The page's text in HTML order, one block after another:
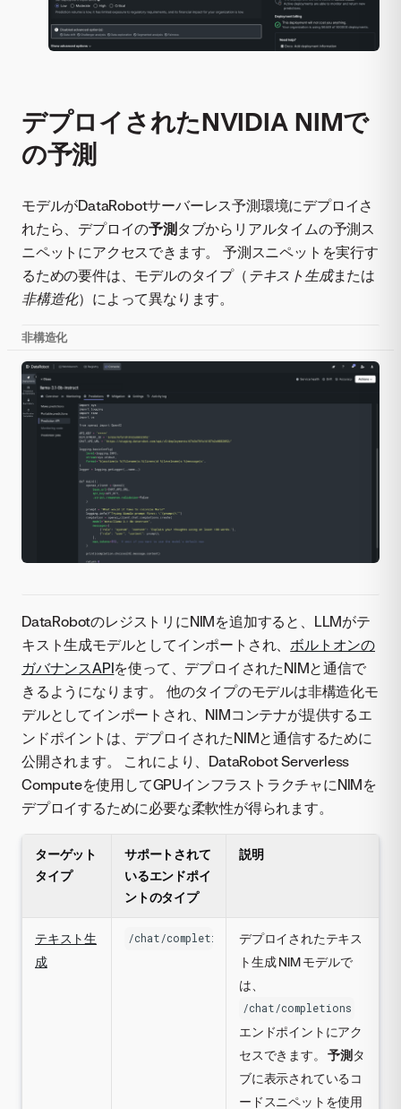
デプロイされたNVIDIA NIMで
の予測
モデルがDataRobotサーバーレス予測環境にデプロイさ
れたら、デプロイの予測タブからリアルタイムの予測ス
ニペットにアクセスできます。 予測スニペットを実行す
るための要件は、モデルのタイプ（ テキスト生成または
非構造化）によって異なります。
非構造化
DataRobotのレジストリにNIMを追加すると、LLMがテ
キスト生成モデルとしてインポートされ、ボルトオンの
ガバナンスAPIを使って、デプロイされたNIMと通信で
きるようになります。 他のタイプのモデルは非構造化モ
デルとしてインポートされ、NIMコンテナが提供するエ
ンドポイントは、デプロイされたNIMと通信するために
公開されます。 これにより、DataRobot Serverless
Computeを使用してGPUインフラストラクチャにNIMを
デプロイするために必要な柔軟性が得られます。
ターゲット
タイプ
サポートされて
いるエンドポイ
ントのタイプ
説明
テキスト生
成
/chat/completions
デプロイされたテキス
ト生成 NIM モデルで
は、
/chat/completions
エンドポイントにアク
セスできます。予測 タ
ブに表示されているコ
ードスニペットを使用